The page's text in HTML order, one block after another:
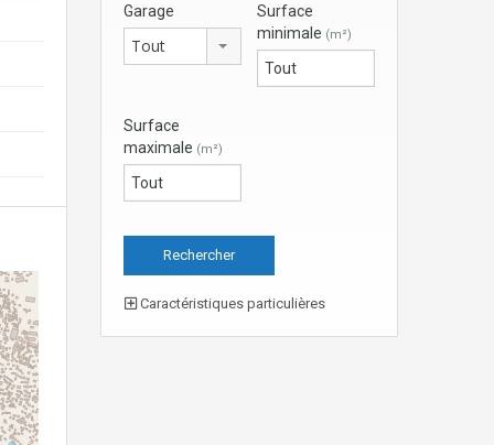
Garage
Tout
Surface
minimale (m²)
Surface
maximale (m²)
Caractéristiques particulières